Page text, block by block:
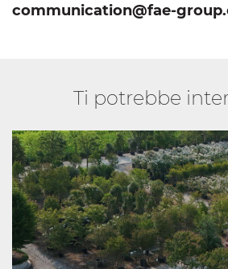
communication@fae-
Ti potrebbe